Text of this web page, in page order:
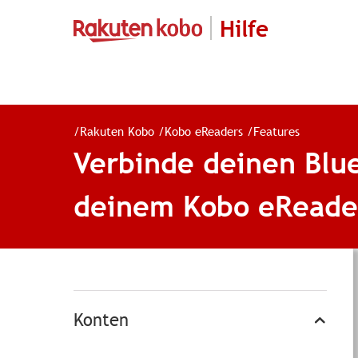
Hilfe
/Rakuten Kobo /Kobo eReaders /Features
Verbinde deinen
deinem Kobo
Konten